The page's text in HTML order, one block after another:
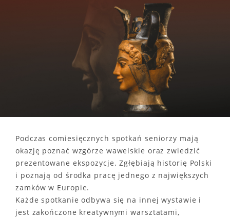
Podczas comiesięcznych spotkań seniorzy mają
okazję poznać wzgórze wawelskie oraz zwiedzić
prezentowane ekspozycje. Zgłębiają historię Polski
i poznają od środka pracę jednego z największych
zamków w Europie.
Każde spotkanie odbywa się na innej wystawie i
jest zakończone kreatywnymi warsztatami,